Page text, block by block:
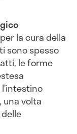
la cura della
sono spesso
le forme
una volta